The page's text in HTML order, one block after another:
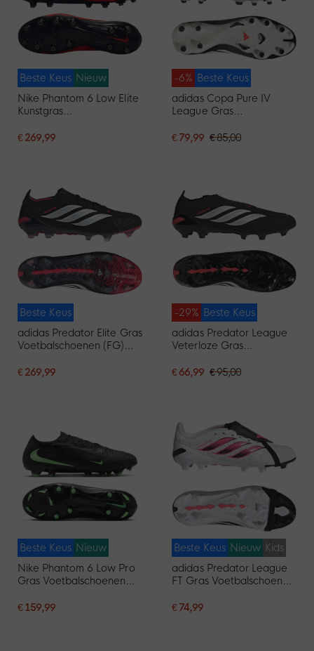
Beste Keus Nieuw
Nike Phantom 6 Low Elite
Kunstgras
Zwart Felrood Goud
€ 269,99
Beste Keus
-6%
adidas Copa Pure IV
League Gras
Zwart Wit Rood
€ 79,99 € 85,00
Beste Keus
adidas Predator Elite Gras
Voetbalschoenen (FG)
€ 269,99
Beste Keus
-29%
adidas Predator League
Veterloze Gras
Zwart Wit Rood
€ 66,99 € 95,00
Beste Keus Nieuw
Nike Phantom 6 Low Pro
Gras Voetbalschoenen
€ 159,99
Beste Keus Nieuw Kids
adidas Predator League
FT Gras Voetbalschoenen
€ 74,99